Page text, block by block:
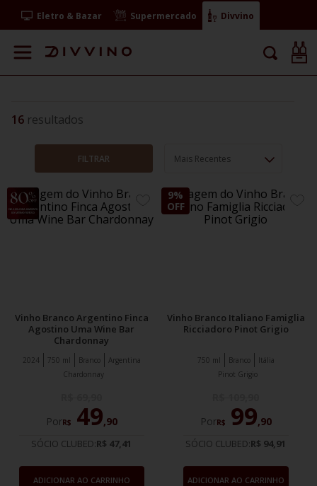
Eletro & Bazar Supermercado Divvino
16
FILTRAR Mais Recentes
29%
OFF
ADICIONE
FAVORITOS
Vinho Branco Argentino Finca
Agostino Uma Wine Bar
Chardonnay
Branco Argentina
2024
750 ml
Chardonnay
PorR$ 49,90
SÓCIO CLUBED:R$ 47,41
ADICIONAR AO CARRINHO
9%
OFF
Vinho Branco Italiano Famiglia
Ricciadoro Pinot Grigio
Branco Itália
750 ml
Pinot Grigio
PorR$ 99,90
SÓCIO CLUBED:R$ 94,91
ADICIONAR AO CARRINHO